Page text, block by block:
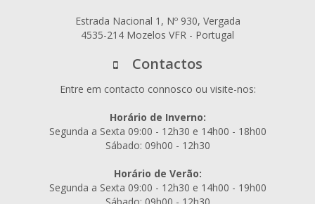
Estrada Nacional 1, Nº 930, Vergada
4535-214 Mozelos VFR - Portugal
Contactos
Entre em contacto connosco ou visite-nos:
Horário de Inverno:
Segunda a Sexta 09:00 - 12h30 e 14h00 - 18h00
Sábado: 09h00 - 12h30
Horário de Verão:
Segunda a Sexta 09:00 - 12h30 e 14h00 - 19h00